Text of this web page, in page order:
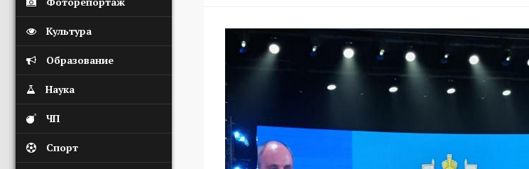
Культура
Образование
Наука
ЧП
Спорт